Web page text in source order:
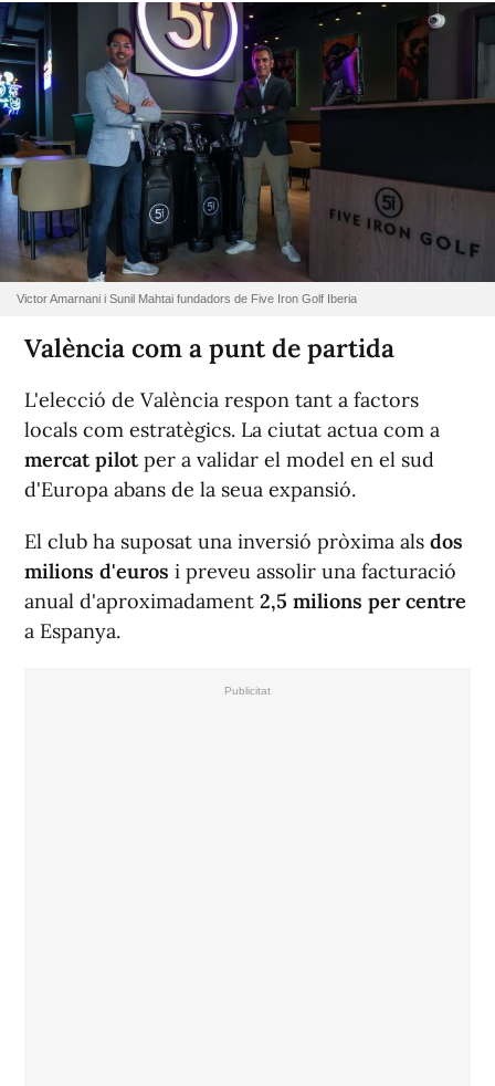
Victor Amarnani i Sunil Mahtai fundadors de Five Iron Golf Iberia
València com a punt de partida
L'elecció de València respon tant a factors
locals com estratègics. La ciutat actua com a
mercat pilotper a validar el model en el sud
d'Europa abans de la seua expansió.
El club ha suposat una inversió pròxima als dos
milions d'euros i preveu assolir una facturació
anual d'aproximadament 2,5 milions per centre
a Espanya.